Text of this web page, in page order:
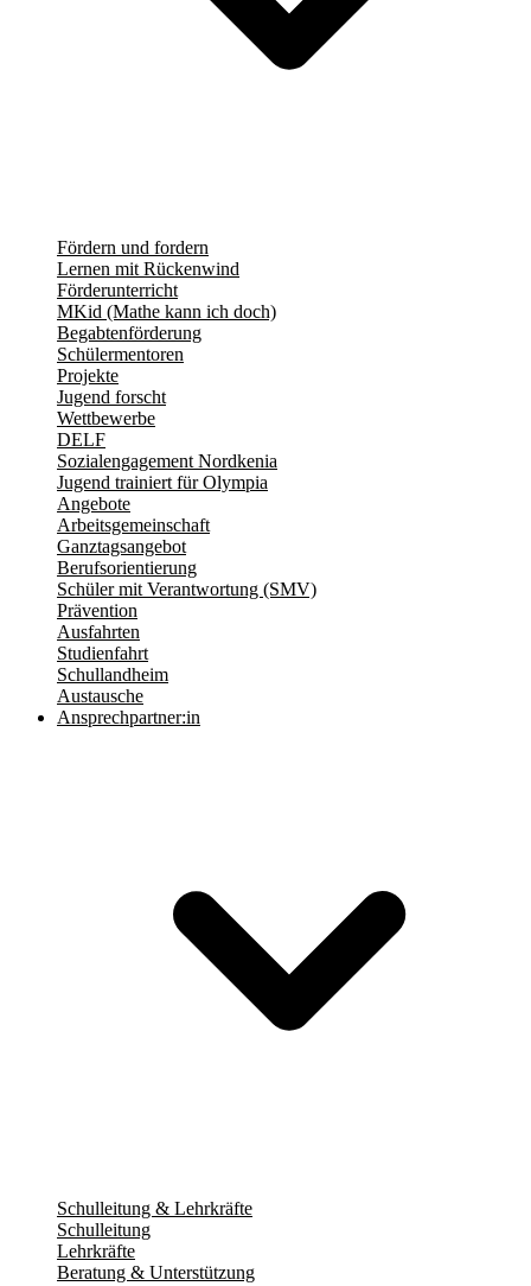
Fördern und fordern
Lernen mit Rückenwind
Förderunterricht
MKid (Mathe kann ich doch)
Begabtenförderung
Schülermentoren
Projekte
Jugend forscht
Wettbewerbe
DELF
Sozialengagement Nordkenia
Jugend trainiert für Olympia
Angebote
Arbeitsgemeinschaft
Ganztagsangebot
Berufsorientierung
Schüler mit Verantwortung (SMV)
Prävention
Ausfahrten
Studienfahrt
Schullandheim
Austausche
Ansprechpartner:in
Schulleitung & Lehrkräfte
Schulleitung
Lehrkräfte
Beratung & Unterstützung